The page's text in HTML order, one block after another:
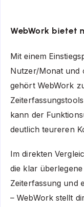
WebWork bietet
Mit einem
Nutzer/Monat und
gehört WebWork
kann der
deutlich teureren
Im direkten
die klar
Zeiterfassung und
– WebWork stellt